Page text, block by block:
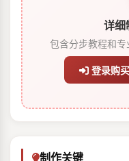
详细
包含分步教程和
登录购买
制作关键